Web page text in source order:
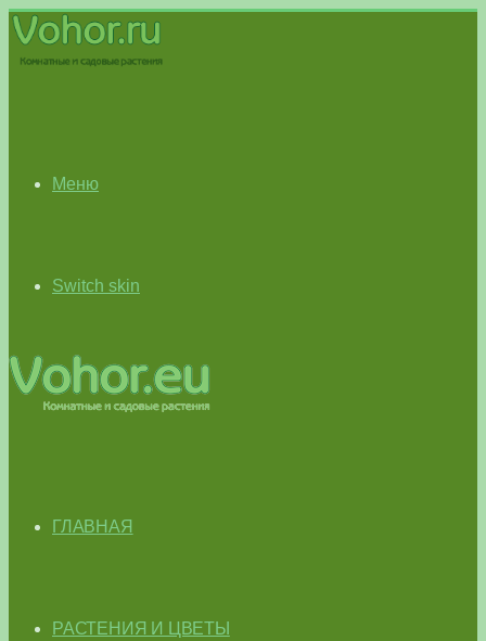
Меню
Switch skin
ГЛАВНАЯ
РАСТЕНИЯ И ЦВЕТЫ